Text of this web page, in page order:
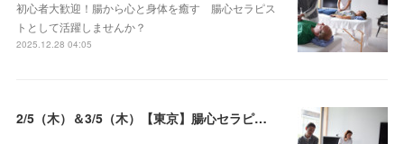
初心者大歓迎！腸から心と身体を癒す 腸心セラピス
トとして活躍しませんか？
2025.12.28 04:05
2/5（木）＆3/5（木）【東京】腸心セラピスト養成コース《２日間コース》開講決定